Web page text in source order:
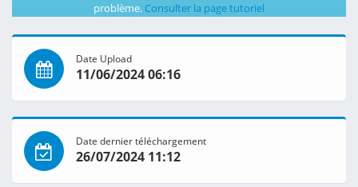
problème. Consulter la page tutoriel
Date Upload
11/06/2024 06:16
Date dernier téléchargement
26/07/2024 11:12